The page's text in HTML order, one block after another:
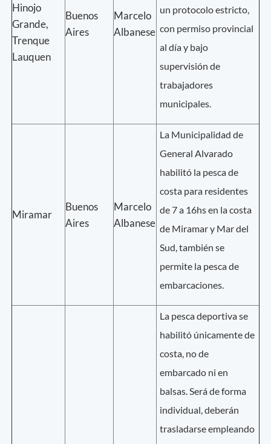
Hinojo
Grande,
Trenque
Lauquen
Buenos
Aires
Marcelo
Albanese
un protocolo estricto,
con permiso provincial
al día y bajo
supervisión de
trabajadores
municipales.
Miramar
Buenos
Aires
Marcelo
Albanese
La Municipalidad de
General Alvarado
habilitó la pesca de
costa para residentes
de 7 a 16hs en la costa
de Miramar y Mar del
Sud, también se
permite la pesca de
embarcaciones.
La pesca deportiva se
habilitó únicamente de
costa, no de
embarcado ni en
balsas. Será de forma
individual, deberán
trasladarse empleando